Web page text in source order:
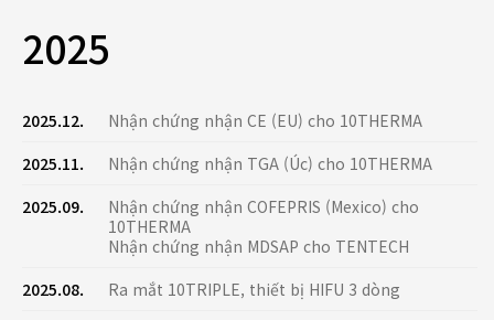
2025
2025.12.
Nhận chứng nhận CE (EU) cho 10THERMA
2025.11.
Nhận chứng nhận TGA (Úc) cho 10THERMA
2025.09.
Nhận chứng nhận COFEPRIS (Mexico) cho
10THERMA
Nhận chứng nhận MDSAP cho TENTECH
2025.08.
Ra mắt 10TRIPLE, thiết bị HIFU 3 dòng